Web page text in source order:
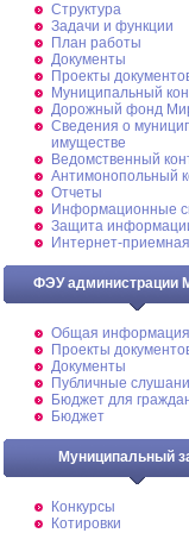
Структура
Задачи и функции
План работы
Документы
Проекты
Муниципальный
Дорожный фонд
Cведения о
имуществе
Ведомственный
Антимонопольный
Отчеты
Информационные
Защита
Интернет-приемная
ФЭУ администрации
Общая информация
Проекты
Документы
Публичные
Бюджет для
Бюджет
Муниципальный
Конкурсы
Котировки